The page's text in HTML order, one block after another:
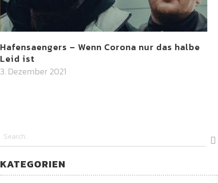
Hafensaengers – Wenn Corona nur das halbe
Leid ist
3. Dezember 2021
KATEGORIEN